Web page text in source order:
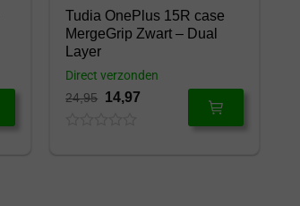
Tudia OnePlus 15R case
MergeGrip Zwart – Dual
Layer
24,95 14,97
Direct verzonden